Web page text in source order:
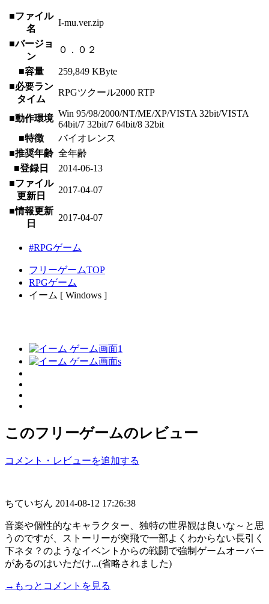
■ファイル
名
I-mu.ver.zip
■バージョ
ン
０．０２
■容量
259,849 KByte
■必要ラン
タイム
RPGツクール2000 RTP
■動作環境 Win 95/98/2000/NT/ME/XP/VISTA 32bit/VISTA
64bit/7 32bit/7 64bit/8 32bit
■特徴
バイオレンス
■推奨年齢 全年齢
■登録日
2014-06-13
■ファイル
更新日
2017-04-07
■情報更新
日
2017-04-07
#RPGゲーム
フリーゲームTOP
RPGゲーム
イーム [ Windows ]
このフリーゲームのレビュー
コメント・レビューを追加する
ちていぢん 2014-08-12 17:26:38
音楽や個性的なキャラクター、独特の世界観は良いな～と思
うのですが、ストーリーが突飛で一部よくわからない長引く
下ネタ？のようなイベントからの戦闘で強制ゲームオーバー
があるのはいただけ...(省略されました)
→もっとコメントを見る